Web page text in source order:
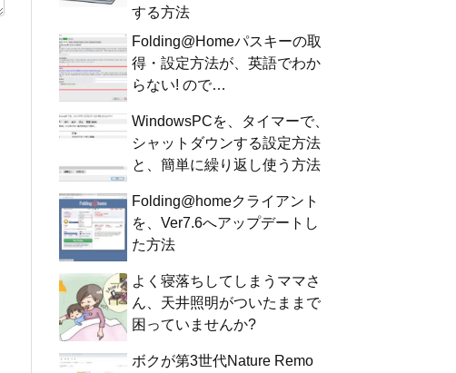
する方法
Folding@Homeパスキーの取
得・設定方法が、英語でわか
らない! ので…
WindowsPCを、タイマーで、
シャットダウンする設定方法
と、簡単に繰り返し使う方法
Folding@homeクライアント
を、Ver7.6へアップデートし
た方法
よく寝落ちしてしまうママさ
ん、天井照明がついたままで
困っていませんか?
ボクが第3世代Nature Remo